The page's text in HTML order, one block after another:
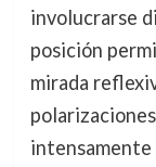
involucrarse
posición
mirada
intensamente